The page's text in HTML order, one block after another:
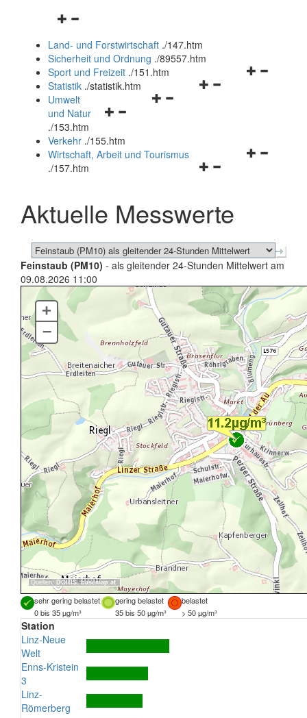
Navigationsmenü
und
schließen
Land- und Forstwirtschaft ./147.htm
Sicherheit und Ordnung ./89557.htm
Navigationsmenü
Sport und Freizeit ./151.htm
Navigationsmenü
Statistik ./statistik.htm
Navigationsmenü
und
schließen
Umwelt
und Natur
./153.htm
Verkehr ./155.htm
Navigationsmenü
schließen
Wirtschaft, Arbeit und Tourismus
./157.htm
Aktuelle Messwerte
Feinstaub (PM10) - als gleitender 24-Stunden Mittelwert am
09.08.2026 11:00
Quellen: DORIS,basemap.at
+
–
sehr gering belastet gering belastet
belastet
0 bis 35 µg/m³
35 bis 50 µg/m³ > 50 µg/m³
Station
Linz-Neue
Welt
Enns-Kristein
3
Linz-
Römerberg